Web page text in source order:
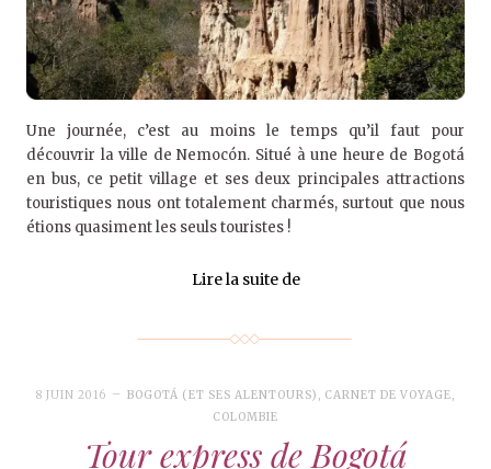
Une journée, c’est au moins le temps qu’il faut pour
découvrir la ville de Nemocón. Situé à une heure de Bogotá
en bus, ce petit village et ses deux principales attractions
touristiques nous ont totalement charmés, surtout que nous
étions quasiment les seuls touristes !
Lire la suite de
8 JUIN 2016 BOGOTÁ (ET SES ALENTOURS) , CARNET DE VOYAGE,
COLOMBIE
Tour express de Bogotá